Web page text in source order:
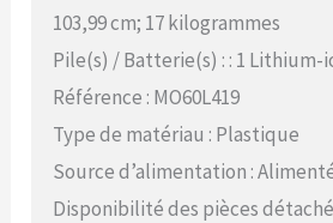
103,99 cm; 17 kilogrammes
Pile(s) / Batterie(s) : : 1 Lithium-
Référence : MO60L419
Type de matériau : Plastique
Source d’alimentation :
Disponibilité des pièces